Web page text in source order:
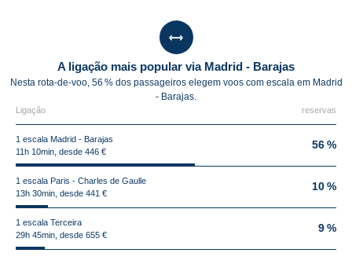
A ligação mais popular via Madrid - Barajas
Nesta rota-de-voo, 56 % dos passageiros elegem voos com escala em Madrid
- Barajas.
Ligação reservas
1 escala Madrid - Barajas
11h 10min, desde 446 €
56 %
1 escala Paris - Charles de Gaulle
13h 30min, desde 441 €
10 %
1 escala Terceira
29h 45min, desde 655 €
9 %